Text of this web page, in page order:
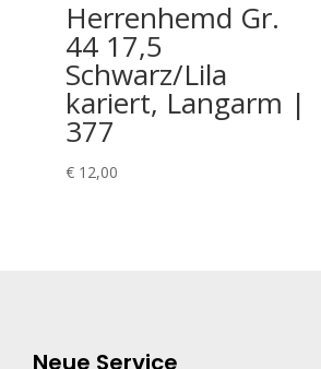
Herrenhemd Gr.
44 17,5
Schwarz/Lila
kariert, Langarm |
377
€12,00
Neue Service